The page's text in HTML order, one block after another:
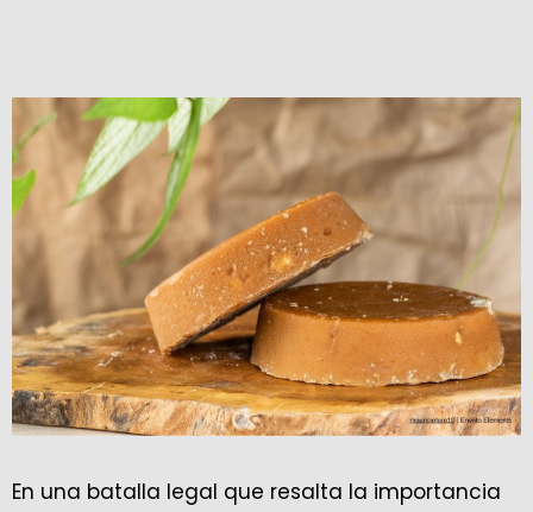
En una batalla legal que resalta la importancia